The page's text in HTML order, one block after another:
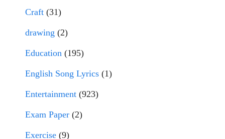
Craft (31)
drawing (2)
Education (195)
English Song Lyrics (1)
Entertainment (923)
Exam Paper (2)
Exercise (9)